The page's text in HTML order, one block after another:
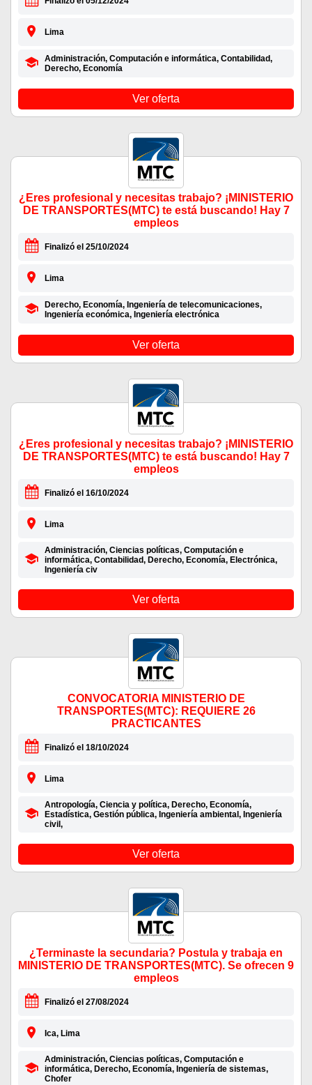
Lima
Administración, Computación e informática, Contabilidad,
Derecho, Economía
Ver oferta
¿Eres profesional y necesitas trabajo? ¡MINISTERIO
DE TRANSPORTES(MTC) te está buscando! Hay 7
empleos
Finalizó el 25/10/2024
Lima
Derecho, Economía, Ingeniería de telecomunicaciones,
Ingeniería económica, Ingeniería electrónica
Ver oferta
¿Eres profesional y necesitas trabajo? ¡MINISTERIO
DE TRANSPORTES(MTC) te está buscando! Hay 7
empleos
Finalizó el 16/10/2024
Lima
Administración, Ciencias políticas, Computación e
informática, Contabilidad, Derecho, Economía, Electrónica,
Ingeniería civ
Ver oferta
CONVOCATORIA MINISTERIO DE
TRANSPORTES(MTC): REQUIERE 26
PRACTICANTES
Finalizó el 18/10/2024
Lima
Antropología, Ciencia y política, Derecho, Economía,
Estadística, Gestión pública, Ingeniería ambiental, Ingeniería
civil,
Ver oferta
¿Terminaste la secundaria? Postula y trabaja en
MINISTERIO DE TRANSPORTES(MTC). Se ofrecen 9
empleos
Finalizó el 27/08/2024
Ica, Lima
Administración, Ciencias políticas, Computación e
informática, Derecho, Economía, Ingeniería de sistemas,
Chofer